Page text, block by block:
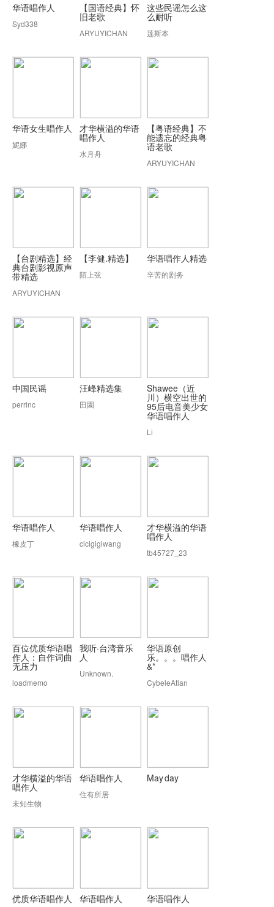
华语唱作人
Syd338
【国语经典】怀
旧老歌
ARYUYICHAN
这些民谣怎么这
么耐听
莲斯本
华语女生唱作人
妮娜
才华横溢的华语
唱作人
水月舟
【粤语经典】不
能遗忘的经典粤
语老歌
ARYUYICHAN
【台剧精选】经
典台剧影视原声
带精选
ARYUYICHAN
【李健.精选】
陌上弦
华语唱作人精选
辛苦的剧务
中国民谣
perrinc
汪峰精选集
田園
Shawee（近
川）横空出世的
95后电音美少女
华语唱作人
Li
华语唱作人
橡皮丁
华语唱作人
cicigigiwang
才华横溢的华语
唱作人
tb45727_23
百位优质华语唱
作人：自作词曲
无压力
loadmemo
我听·台湾音乐
人
Unknown.
华语原创
乐。。。唱作人
&*
CybeleAtlan
才华横溢的华语
唱作人
未知生物
华语唱作人
住有所居
May day
优质华语唱作人 华语唱作人 华语唱作人